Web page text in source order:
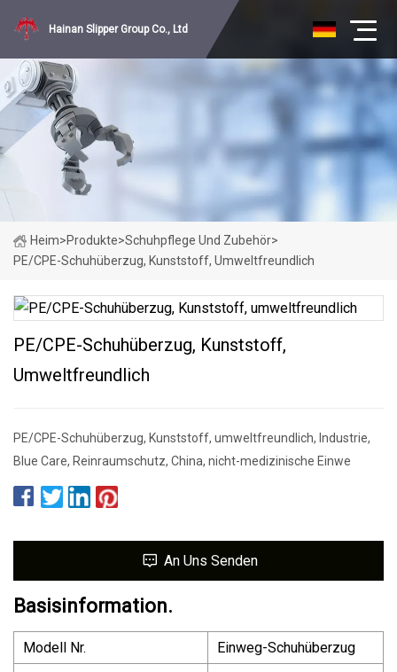
Hainan Slipper Group Co., Ltd
Heim>Produkte>Schuhpflege Und Zubehör>
PE/CPE-Schuhüberzug, Kunststoff, Umweltfreundlich
PE/CPE-Schuhüberzug, Kunststoff,
Umweltfreundlich
PE/CPE-Schuhüberzug, Kunststoff, umweltfreundlich, Industrie,
Blue Care, Reinraumschutz, China, nicht-medizinische Einwe
An Uns Senden
Basisinformation.
Modell Nr.
Einweg-Schuhüberzug